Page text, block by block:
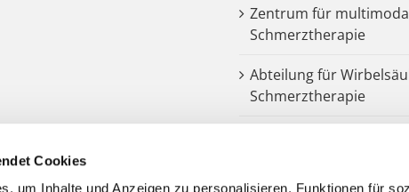
Cookies
um Inhalte und Anzeigen zu personalisieren, Funktionen für
Zentrum für
Schmerztherapie
Abteilung für
Schmerztherapie